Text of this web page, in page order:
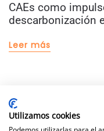
CAEs como
descarbonización
Leer más
Utilizamos cookies